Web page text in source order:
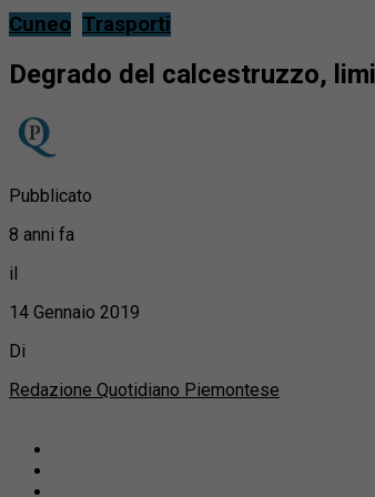
Cuneo Trasporti
Degrado del calcestruzzo,
Pubblicato
8 anni fa
il
14 Gennaio 2019
Di
Redazione Quotidiano Piemontese